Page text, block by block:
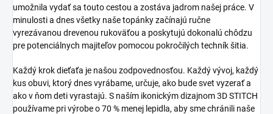
umožnila vydať sa touto cestou a zostáva jadrom našej práce. V
minulosti a dnes všetky naše topánky začínajú ručne
vyrezávanou drevenou rukoväťou a poskytujú dokonalú chôdzu
pre potenciálnych majiteľov pomocou pokročilých techník šitia.
Každý krok dieťaťa je našou zodpovednosťou. Každý vývoj, každý
kus obuvi, ktorý dnes vyrábame, určuje, ako bude svet vyzerať a
ako v ňom deti vyrastajú. S naším ikonickým dizajnom 3D STITCH
používame pri výrobe o 70 % menej lepidla, aby sme chránili naše